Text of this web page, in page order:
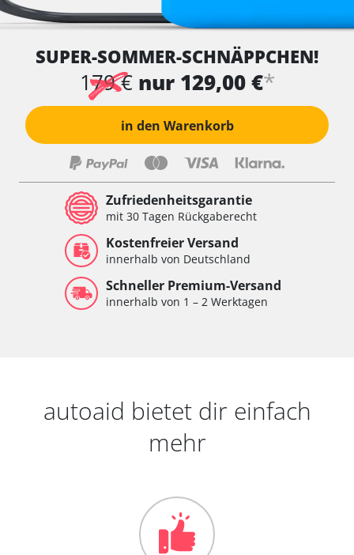
SUPER-SOMMER-SCHNÄPPCHEN!
179 € nur 129,00 €*
in den Warenkorb
Zufriedenheitsgarantie
mit 30 Tagen Rückgaberecht
Kostenfreier Versand
innerhalb von Deutschland
Schneller Premium-Versand
innerhalb von 1 – 2 Werktagen
autoaid bietet dir einfach
mehr